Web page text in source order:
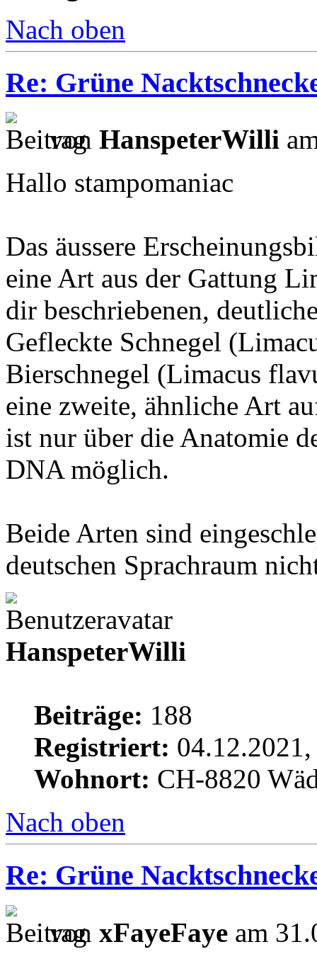
Nach oben
Re: Grüne
von HanspeterWilli
Hallo stampomaniac
Das äussere
eine Art aus der Gattung
dir beschriebenen,
Gefleckte Schnegel
Bierschnegel (Limacus
eine zweite, ähnliche Art
ist nur über die Anatomie
DNA möglich.
Beide Arten sind
deutschen Sprachraum
HanspeterWilli
Beiträge: 188
Registriert:
Wohnort: CH-8820
Nach oben
Re: Grüne
von xFayeFaye am